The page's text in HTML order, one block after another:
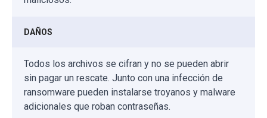
DAÑOS
Todos los archivos se cifran y no se pueden abrir
sin pagar un rescate. Junto con una infección de
ransomware pueden instalarse troyanos y malware
adicionales que roban contraseñas.